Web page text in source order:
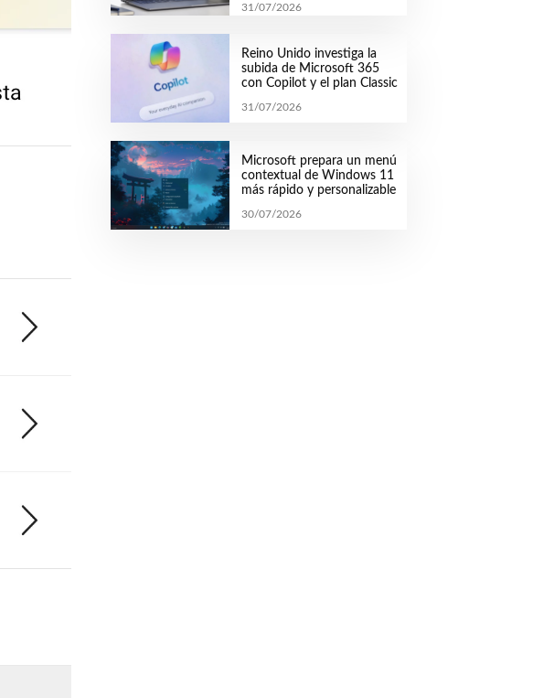
31/07/2026
Reino Unido investiga la
subida de Microsoft 365
con Copilot y el plan Classic
31/07/2026
Microsoft prepara un menú
contextual de Windows 11
más rápido y personalizable
30/07/2026